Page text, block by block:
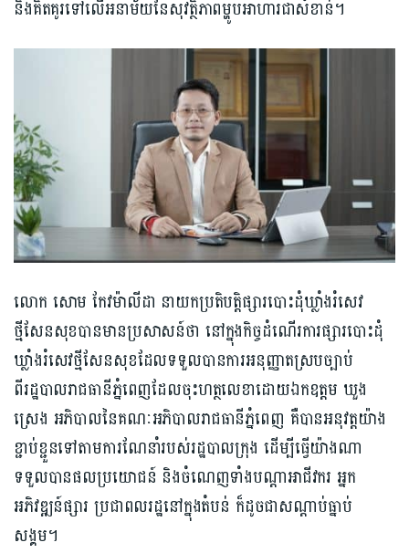
និងគិតគូរទៅលើអនាម័យនៃសុវត្ថិភាពម្ហូបអាហារជាសំខាន់។
លោក សោម កែវម៉ាលីដា នាយកប្រតិបត្តិផ្សារបោះដុំឃ្លាំងរំសេវ
ថ្មីសែនសុខបានមានប្រសាសន៍ថា នៅក្នុងកិច្ចដំណើរការផ្សារបោះដុំ
ឃ្លាំងរំសេវថ្មីសែនសុខដែលទទួលបានការអនុញ្ញាតស្របច្បាប់
ពីរដ្ឋបាលរាជធានីភ្នំពេញដែលចុះហត្ថលេខាដោយឯកឧត្តម ឃួង
ស្រេង អភិបាលនៃគណៈអភិបាលរាជធានីភ្នំពេញ គឺបានអនុវត្តយ៉ាង
ខ្ជាប់ខ្ជួនទៅតាមការណែនាំរបស់រដ្ឋបាលក្រុង ដើម្បីធ្វើយ៉ាងណា
ទទួលបានផលប្រយោជន៍ និងចំណេញទាំងបណ្តាអាជីវករ អ្នក
អភិវឌ្ឍន៍ផ្សារ ប្រជាពលរដ្ឋនៅក្នុងតំបន់ ក៏ដូចជាសណ្ដាប់ធ្នាប់
សង្គម។